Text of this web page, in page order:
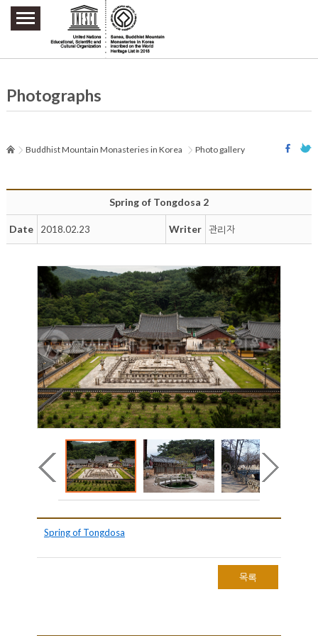
주요메뉴 바로가기
본문 바로가기
하단메뉴 바로가기
Photographs
Buddhist Mountain Monasteries in Korea Photo gallery
Spring of Tongdosa 2
Date 2018.02.23 Writer 관리자
Spring of Tongdosa
목록